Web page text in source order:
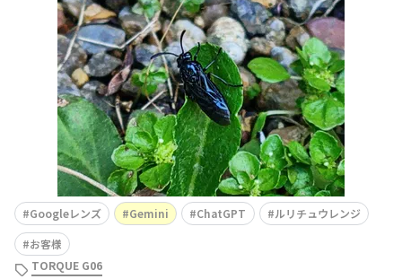
答がバラバラでした💥で、ChatGPTにGoogleレンズとG
eminiの回答を教えて、GeminiにGoogleレンズとChatG
PTの回答を教えて、互
Googleレンズ Gemini ChatGPT
ルリチュウレンジ
お客様
TORQUE G06